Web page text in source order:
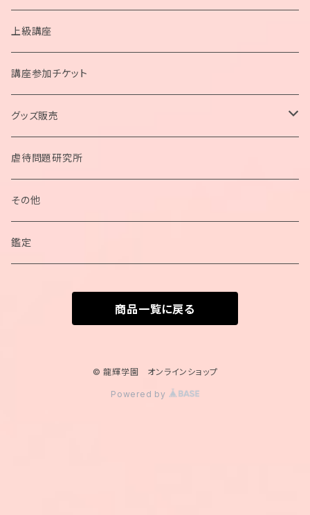
上級講座
講座参加チケット
グッズ販売
ペンデュラム
ネックレス
ブレスレット
虐待問題研究所
その他
鑑定
商品一覧に戻る
© 龍輝学園 オンラインショップ
Powered by